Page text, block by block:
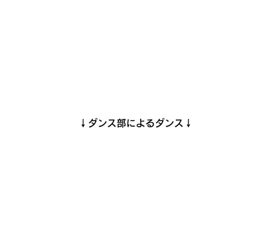
↓ダンス部によるダンス↓